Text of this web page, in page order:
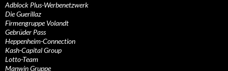
Adblock Plus-Werbenetzwerk
Die Guerillaz
Firmengruppe Volandt
Gebrüder Pass
Heppenheim-Connection
Kash-Capital Group
Lotto-Team
Manwin Gruppe